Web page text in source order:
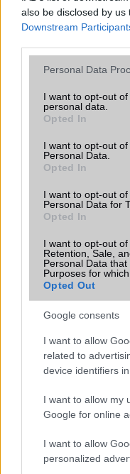
also be disclosed by
Downstream
Please note that this
not limited to your visit
grant or deny consent
use your data for
consent section.
Personal Data
I want to opt-out
personal data.
Opted In
I want to opt-out
Personal Data.
Opted In
I want to opt-out
Personal Data for
Opted In
I want to opt-out of
Retention, Sale,
Personal Data
Purposes for
Opted Out
Google consents
I want to allow
related to
device identifiers in
I want to allow my
Google for online
I want to allow
personalized
HÍRLEVÉL
Elfogadom az
webhelyet a reCAPTCHA
SZAVAZÁS